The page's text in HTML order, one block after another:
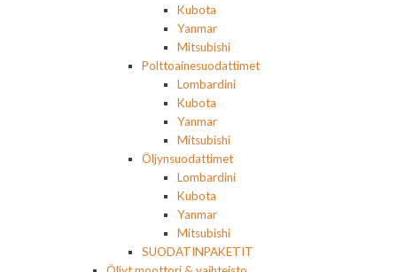
Kubota
Yanmar
Mitsubishi
Polttoainesuodattimet
Lombardini
Kubota
Yanmar
Mitsubishi
Öljynsuodattimet
Lombardini
Kubota
Yanmar
Mitsubishi
SUODATINPAKETIT